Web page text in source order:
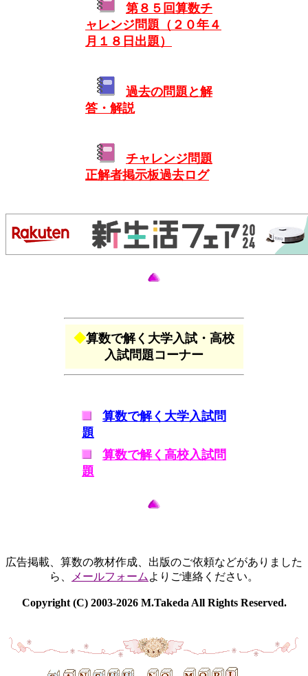
第８５回算数チ
ャレンジ問題（２０年４
月１８日出題）
過去の問題と解
答・解説
チャレンジ問題
正解者掲示板過去ログ
◆算数で解く大学入試・高校
入試問題コーナー
算数で解く大学入試問
題
算数で解く高校入試問
題
広告掲載、算数の教材作成、出版のご依頼などがありました
ら、
メールフォーム よりご連絡ください。
Copyright (C) 2003-2026 M.Takeda All Rights Reserved.